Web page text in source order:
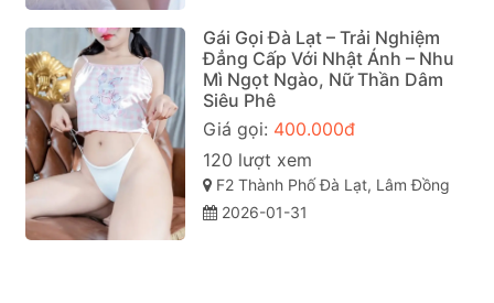
Gái Gọi Đà Lạt – Trải Nghiệm
Đẳng Cấp Với Nhật Ánh – Nhu
Mì Ngọt Ngào, Nữ Thần Dâm
Siêu Phê
Giá gọi: 400.000đ
120 lượt xem
F2 Thành Phố Đà Lạt, Lâm Đồng
2026-01-31